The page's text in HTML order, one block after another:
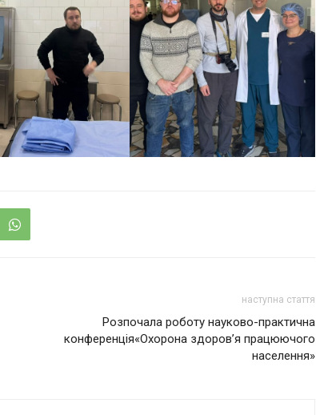
наступна стаття
Розпочала роботу науково-практична
конференція«Охорона здоров’я працюючого
населення»